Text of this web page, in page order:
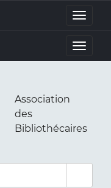
Toggle
Toggle
Association
des
Bibliothécaires